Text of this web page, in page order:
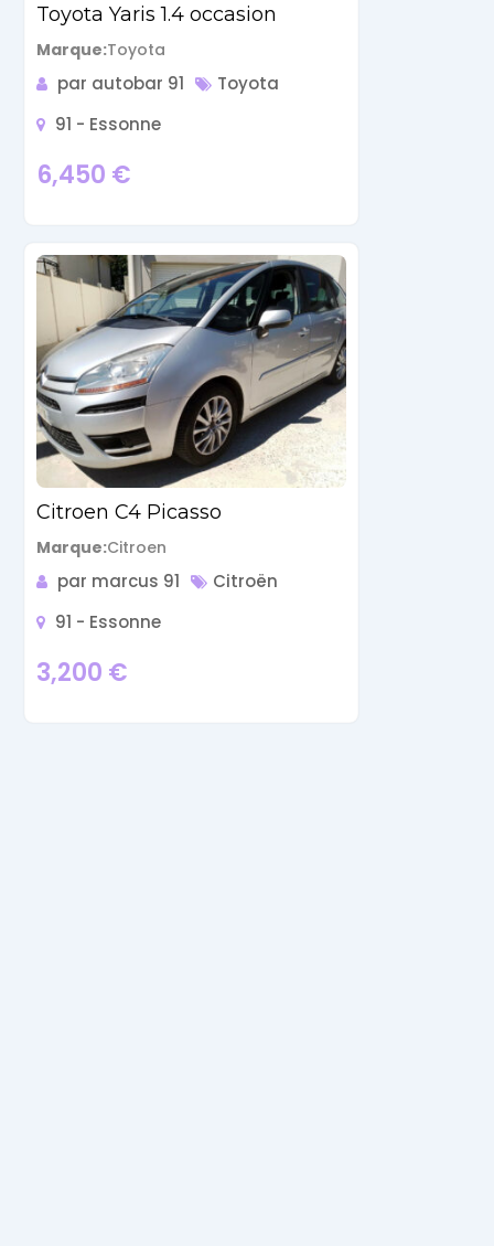
Toyota Yaris 1.4 occasion
Marque Toyota
par autobar 91
Toyota
91 - Essonne
6,450 €
Citroen C4 Picasso
Marque Citroen
par marcus 91
Citroën
91 - Essonne
3,200 €